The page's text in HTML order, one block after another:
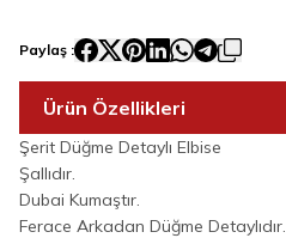
Paylaş :
Ürün Özellikleri
Şerit Düğme Detaylı Elbise
Şallıdır.
Dubai Kumaştır.
Ferace Arkadan Düğme Detaylıdır.